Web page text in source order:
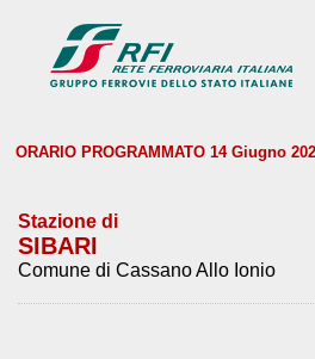
ORARIO PROGRAMMATO 14 Giugno
Stazione di
SIBARI
Comune di Cassano Allo Ionio